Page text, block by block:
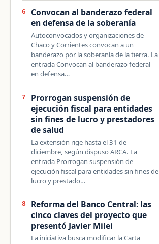
6
Convocan al banderazo federal
en defensa de la soberanía
Autoconvocados y organizaciones de
Chaco y Corrientes convocan a un
banderazo por la soberanía de la tierra. La
entrada Convocan al banderazo federal
en defensa…
7
Prorrogan suspensión de
ejecución fiscal para entidades
sin fines de lucro y prestadores
de salud
La extensión rige hasta el 31 de
diciembre, según dispuso ARCA. La
entrada Prorrogan suspensión de
ejecución fiscal para entidades sin fines de
lucro y prestado…
8
Reforma del Banco Central: las
cinco claves del proyecto que
presentó Javier Milei
La iniciativa busca modificar la Carta